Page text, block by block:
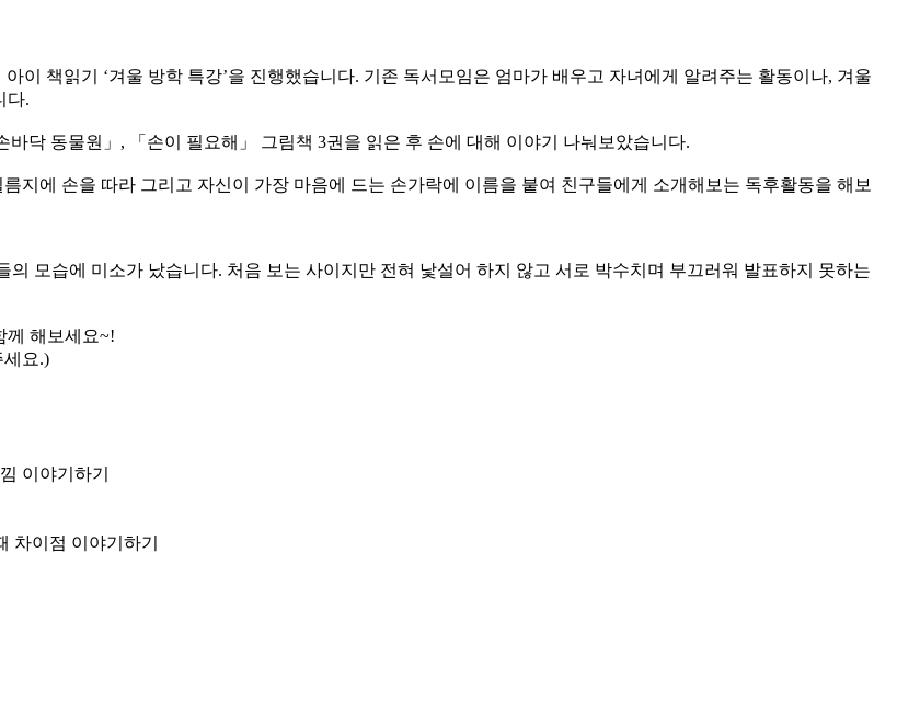
이 책읽기 ‘겨울 방학 특강’을 진행했습니다. 기존 독서모임은 엄마가 배우고 자녀에게 알려주는 활동이나, 겨울
다.
닥 동물원」, 「손이 필요해」 그림책 3권을 읽은 후 손에 대해 이야기 나눠보았습니다.
지에 손을 따라 그리고 자신이 가장 마음에 드는 손가락에 이름을 붙여 친구들에게 소개해보는 독후활동을 해보
모습에 미소가 났습니다. 처음 보는 사이지만 전혀 낯설어 하지 않고 서로 박수치며 부끄러워 발표하지 못하는
께 해보세요~!
세요.)
이야기하기
차이점 이야기하기